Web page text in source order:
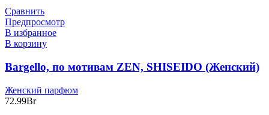
Сравнить
Предпросмотр
В избранное
В корзину
Bargello, по мотивам ZEN, SHISEIDO (Женский)
Женский парфюм
72.99Br